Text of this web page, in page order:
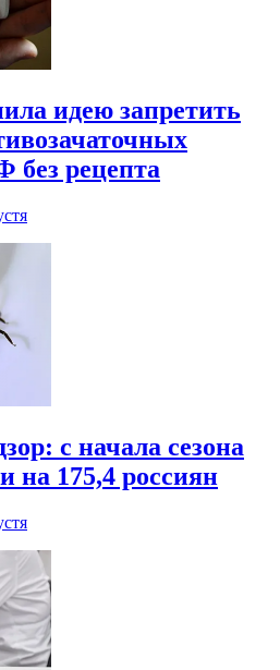
идею запретить
без рецепта
с начала сезона
на 175,4 россиян